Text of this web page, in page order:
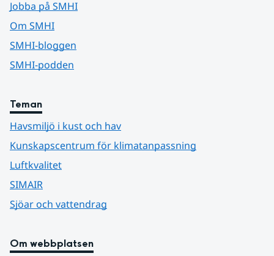
Jobba på SMHI
Om SMHI
SMHI-bloggen
SMHI-podden
Teman
Havsmiljö i kust och hav
Kunskapscentrum för klimatanpassning
Luftkvalitet
SIMAIR
Sjöar och vattendrag
Om webbplatsen